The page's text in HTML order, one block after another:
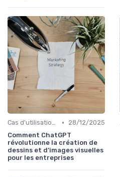
Cas d'utilisation IA Business •
28/12/2025
Comment ChatGPT
révolutionne la création de
dessins et d’images visuelles
pour les entreprises